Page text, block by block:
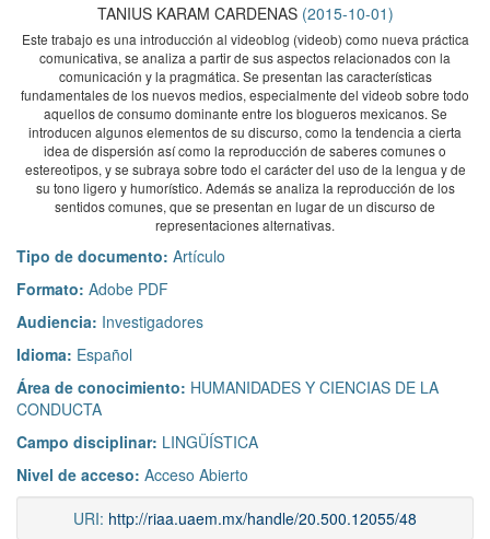
TANIUS KARAM CARDENAS (2015-10-01)
Este trabajo es una introducción al videoblog (videob) como nueva práctica
comunicativa, se analiza a partir de sus aspectos relacionados con la
comunicación y la pragmática. Se presentan las características
fundamentales de los nuevos medios, especialmente del videob sobre todo
aquellos de consumo dominante entre los blogueros mexicanos. Se
introducen algunos elementos de su discurso, como la tendencia a cierta
idea de dispersión así como la reproducción de saberes comunes o
estereotipos, y se subraya sobre todo el carácter del uso de la lengua y de
su tono ligero y humorístico. Además se analiza la reproducción de los
sentidos comunes, que se presentan en lugar de un discurso de
representaciones alternativas.
Tipo de documento: Artículo
Formato: Adobe PDF
Audiencia: Investigadores
Idioma: Español
Área de conocimiento: HUMANIDADES Y CIENCIAS DE LA
CONDUCTA
Campo disciplinar: LINGÜÍSTICA
Nivel de acceso: Acceso Abierto
URI: http://riaa.uaem.mx/handle/20.500.12055/48